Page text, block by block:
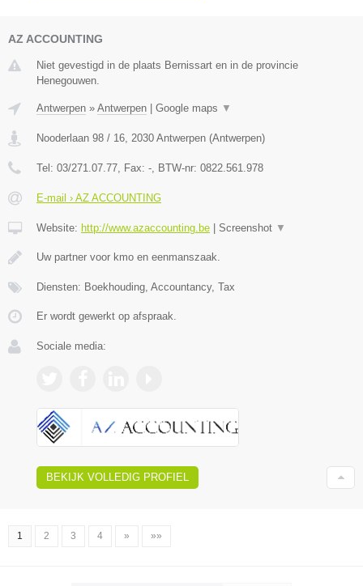
AZ ACCOUNTING
Niet gevestigd in de plaats Bernissart en in de provincie
Henegouwen.
Antwerpen » Antwerpen | Google maps ▼
Nooderlaan 98 / 16 2030 Antwerpen (Antwerpen)
Tel: 03/271.07.77 , Fax: - , BTW-nr: 0822.561.978
E-mail › AZ ACCOUNTING
Website: http://www.azaccounting.be | Screenshot ▼
Uw partner voor kmo en eenmanszaak.
Diensten: Boekhouding, Accountancy, Tax
Er wordt gewerkt op afspraak.
Sociale media:
BEKIJK VOLLEDIG PROFIEL
1 2 3 4 » »»